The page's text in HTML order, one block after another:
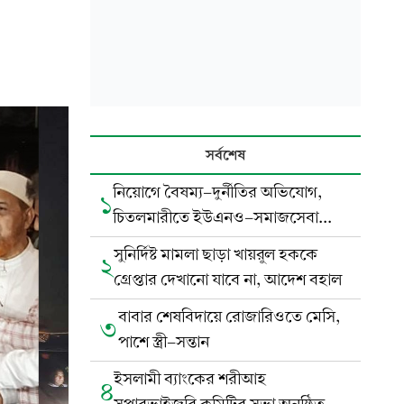
সর্বশেষ
১নিয়োগে বৈষম্য-দুর্নীতির অভিযোগ,
চিতলমারীতে ইউএনও-সমাজসেবা
কর্মকর্তার অপসারণ দাবি
২সুনির্দিষ্ট মামলা ছাড়া খায়রুল হককে
গ্রেপ্তার দেখানো যাবে না, আদেশ বহাল
৩বাবার শেষবিদায়ে রোজারিওতে মেসি,
পাশে স্ত্রী-সন্তান
৪ইসলামী ব্যাংকের শরীআহ